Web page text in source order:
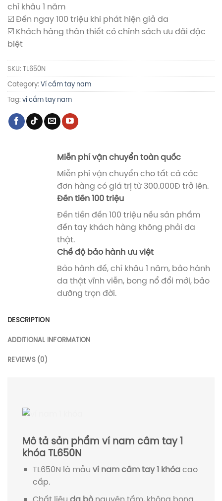
chỉ khâu 1 năm
☑️ Đền ngay 100 triệu khi phát hiện giả da
☑️ Khách hàng thân thiết có chính sách ưu đãi đặc
biệt
SKU: TL650N
Category: Ví cầm tay nam
Tag: ví cầm tay nam
Miễn phí vận chuyển toàn quốc
Miễn phí vận chuyển cho tất cả các
đơn hàng có giá trị từ 300.000Đ trở lên.
Đền tiền 100 triệu
Đền tiền đến 100 triệu nếu sản phẩm
đến tay khách hàng không phải da
thật.
Chế độ bảo hành ưu việt
Bảo hành đế, chỉ khâu 1 năm, bảo hành
da thật vĩnh viễn, bong nổ đổi mới, bảo
dưỡng trọn đời.
DESCRIPTION
ADDITIONAL INFORMATION
REVIEWS (0)
Mô tả sản phẩm ví nam cầm tay 1
khóa TL650N
TL650N là mẫu ví nam cầm tay 1 khóacao
cấp.